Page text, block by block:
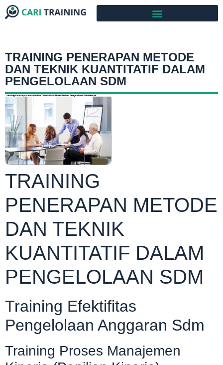
TRAINING PENERAPAN METODE
DAN TEKNIK KUANTITATIF DALAM
PENGELOLAAN SDM
TRAINING
PENERAPAN METODE
DAN TEKNIK
KUANTITATIF DALAM
PENGELOLAAN SDM
Training Efektifitas
Pengelolaan Anggaran Sdm
Training Proses Manajemen